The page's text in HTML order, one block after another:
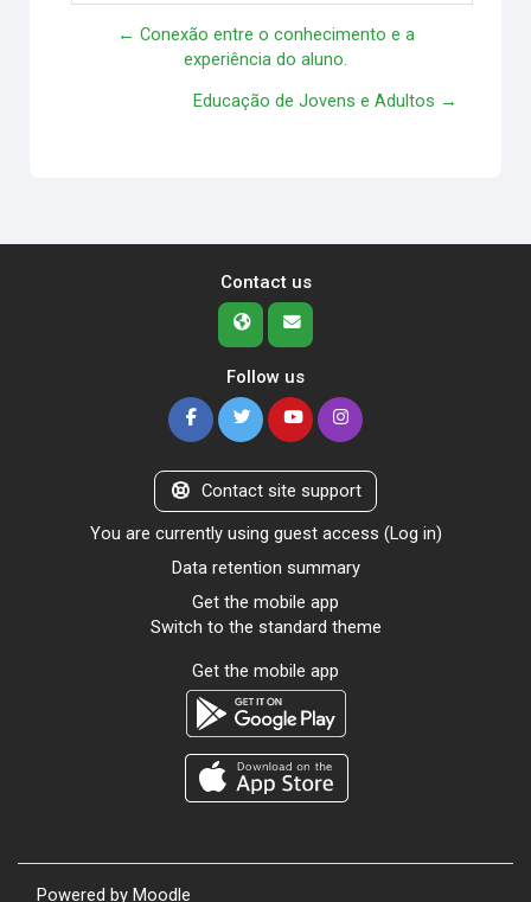
← Conexão entre o conhecimento e a
experiência do aluno.
Educação de Jovens e Adultos →
Contact us
Follow us
Contact site support
You are currently using guest access (Log in)
Data retention summary
Get the mobile app
Switch to the standard theme
Get the mobile app
Powered by Moodle